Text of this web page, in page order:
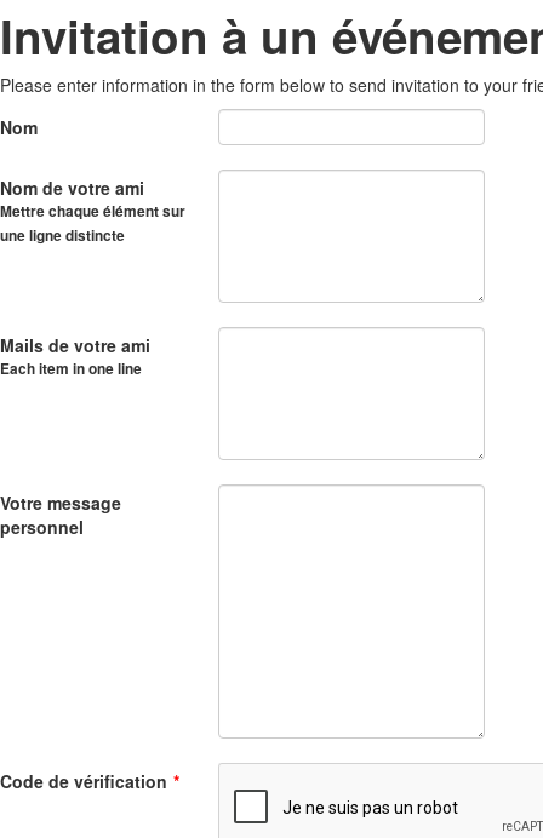
Invitation à un
Please enter information in the form below to send invitation to your
Nom
Nom de votre ami
Mettre chaque élément sur
une ligne distincte
Mails de votre ami
Each item in one line
Votre message
personnel
Code de vérification *